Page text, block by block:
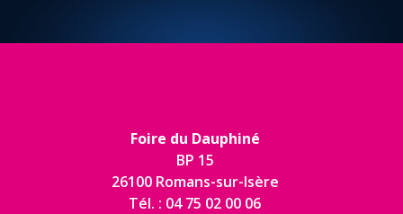
Foire du Dauphiné
BP 15
26100 Romans-sur-Isère
Tél. : 04 75 02 00 06